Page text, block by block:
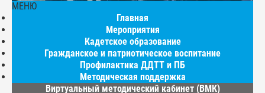
МЕНЮ
Главная
Мероприятия
Кадетское образование
Гражданское и патриотическое воспитание
Профилактика ДДТТ и ПБ
Методическая поддержка
Виртуальный методический кабинет (ВМК)